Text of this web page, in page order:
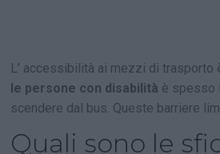
L’ accessibilità ai mezzi di
le persone con disabilità è spesso
scendere dal bus. Queste barriere
Quali sono le